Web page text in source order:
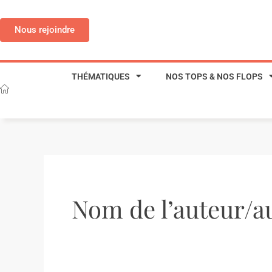
contenu
Nous rejoindre
THÉMATIQUES NOS TOPS & NOS FLOPS
Nom de l’auteur/